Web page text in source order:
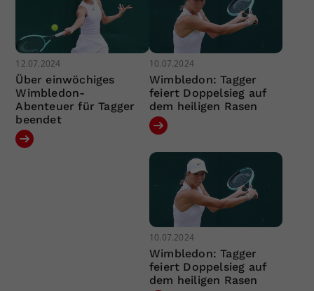
12.07.2024
Über einwöchiges
Wimbledon-
Abenteuer für Tagger
beendet
10.07.2024
Wimbledon: Tagger
feiert Doppelsieg auf
dem heiligen Rasen
10.07.2024
Wimbledon: Tagger
feiert Doppelsieg auf
dem heiligen Rasen